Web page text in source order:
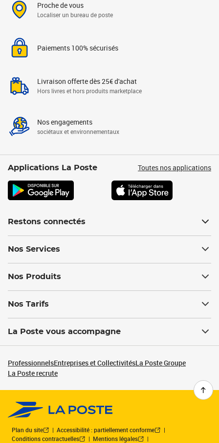
Proche de vous
Localiser un bureau de poste
Paiements 100% sécurisés
Livraison offerte dès 25€ d'achat
Hors livres et hors produits marketplace
Nos engagements
sociétaux et environnementaux
Applications La Poste Toutes nos applications
Restons connectés
Nos Services
Nos Produits
Nos Tarifs
La Poste vous accompagne
ProfessionnelsEntreprises et CollectivitésLa Poste Groupe
La Poste recrute
Plan du site
Accessibilité : partiellement conforme
Conditions contractuelles
Mentions légales